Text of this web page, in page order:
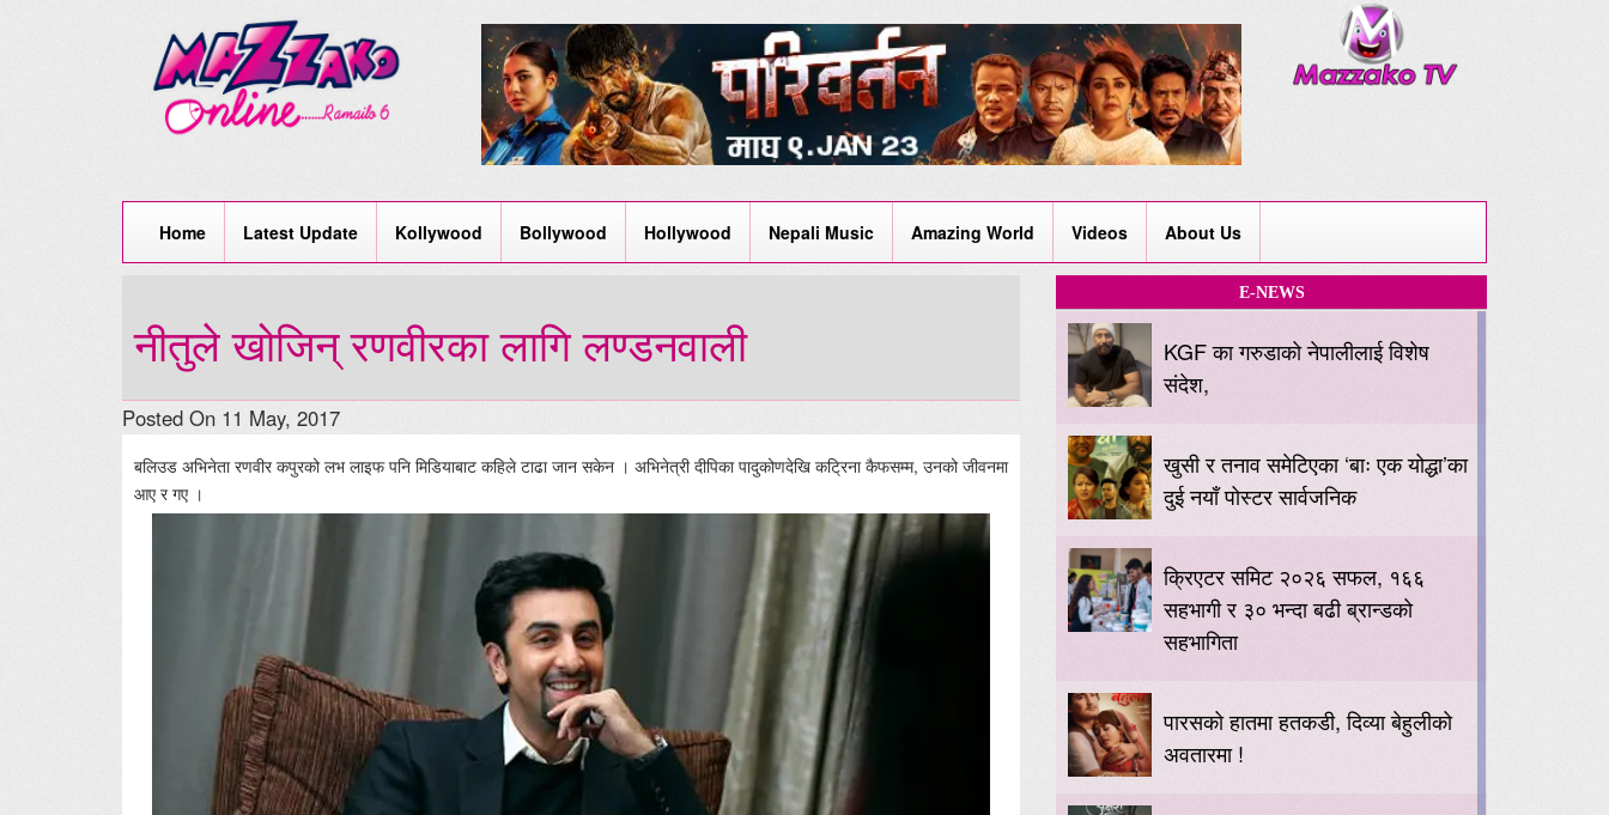
Home Latest Update Kollywood Bollywood Hollywood Nepali Music Amazing World Videos About Us
नीतुले खोजिन् रणवीरका लागि लण्डनवाली
Posted On 11 May, 2017
बलिउड अभिनेता रणवीर कपुरको लभ लाइफ पनि मिडियाबाट कहिले टाढा जान सकेन । अभिनेत्री दीपिका पादुकोणदेखि कटि्रना कैफसम्म, उनको जीवनमा
आए र गए ।
E-NEWS
KGF का गरुडाको नेपालीलाई विशेष
संदेश,
खुसी र तनाव समेटिएका ‘बाः एक योद्धा’का
दुई नयाँ पोस्टर सार्वजनिक
क्रिएटर समिट २०२६ सफल, १६६
सहभागी र ३० भन्दा बढी ब्रान्डको
सहभागिता
पारसको हातमा हतकडी, दिव्या बेहुलीको
अवतारमा !